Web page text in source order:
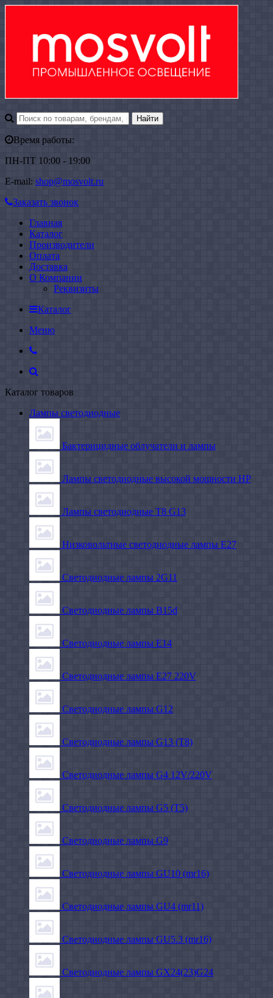
Время работы:
ПН-ПТ 10:00 - 19:00
E-mail: shop@mosvolt.ru
Заказать звонок
Главная
Каталог
Производители
Оплата
Доставка
О Компании
Реквизиты
Каталог
Меню
Каталог товаров
Лампы светодиодные
Бактерицидные облучатели и лампы
Лампы светодиодные высокой мощности HP
Лампы светодиодные Т8 G13
Низковольтные светодиодные лампы E27
Светодиодные лампы 2G11
Светодиодные лампы B15d
Светодиодные лампы E14
Светодиодные лампы E27 220V
Светодиодные лампы G12
Светодиодные лампы G13 (T8)
Светодиодные лампы G4 12V/220V
Светодиодные лампы G5 (T5)
Светодиодные лампы G9
Светодиодные лампы GU10 (mr16)
Светодиодные лампы GU4 (mr11)
Светодиодные лампы GU5.3 (mr16)
Светодиодные лампы GX24(23)G24